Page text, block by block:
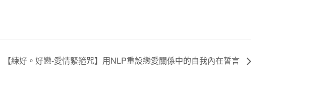
【練好。好戀-愛情緊箍咒】用NLP重設戀愛關係中的自我內在誓言